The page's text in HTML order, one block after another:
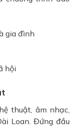
gia đình
hội
thuật, âm nhạc,
Loan. Đứng đầu